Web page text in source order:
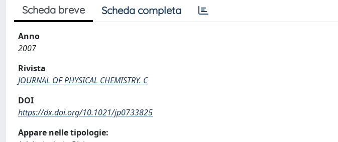
Scheda breve Scheda completa
Anno
2007
Rivista
JOURNAL OF PHYSICAL CHEMISTRY. C
DOI
https://dx.doi.org/10.1021/jp0733825
Appare nelle tipologie: